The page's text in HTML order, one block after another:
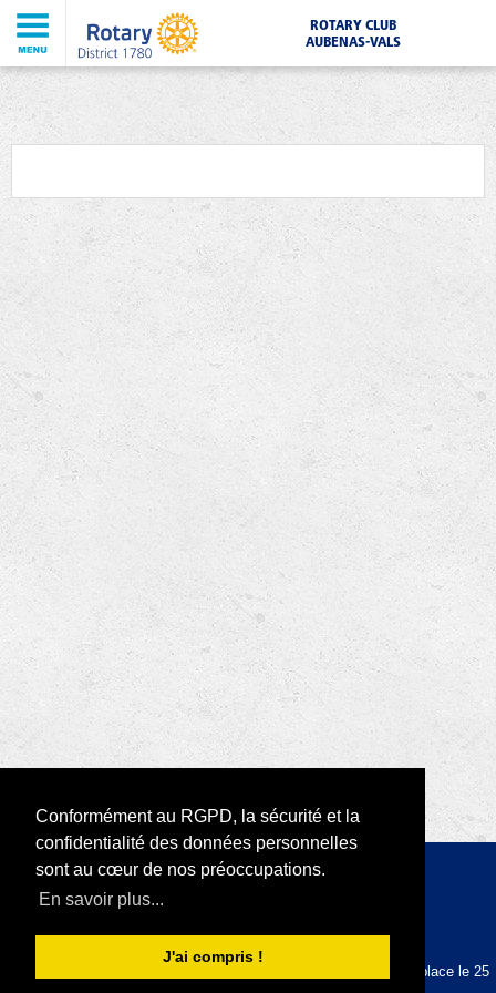
Conformément au RGPD, la sécurité et la
confidentialité des données personnelles
sont au cœur de nos préoccupations.
En savoir plus...
J'ai compris !
ROTARY CLUB
AUBENAS-VALS
Copyright 2026 par RODI Platform
|
La plateforme RODI est conforme au RGPD depuis sa mise en place le 25